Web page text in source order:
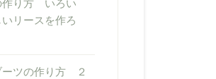
作り方 いろい
リースを作ろ
ーツの作り方 ２